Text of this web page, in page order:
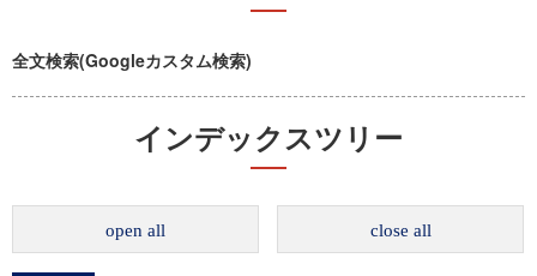
全文検索(Googleカスタム検索)
インデックスツリー
open all close all